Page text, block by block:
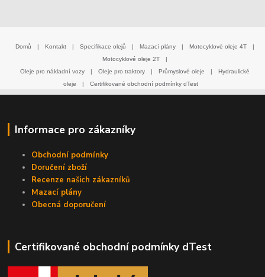
Domů | Kontakt | Specifikace olejů | Mazací plány | Motocyklové oleje 4T
|
Motocyklové oleje 2T
|
Oleje pro nákladní vozy
| Oleje pro traktory | Průmyslové oleje |
Hydraulické
oleje
| Certifikované obchodní podmínky dTest
Informace pro zákazníky
Obchodní podmínky
Doručení zboží
Recenze našich zákazníků
Mazací plány
Obecná doporučení
Certifikované obchodní podmínky dTest